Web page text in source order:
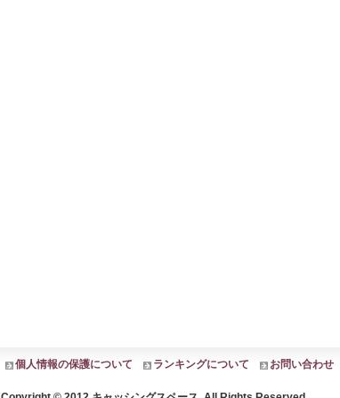
個人情報の保護について ランキングについて お問い合わせ